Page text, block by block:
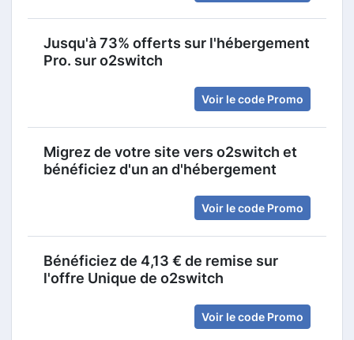
Jusqu'à 73% offerts sur l'hébergement
Pro. sur o2switch
Voir le code Promo
Migrez de votre site vers o2switch et
bénéficiez d'un an d'hébergement
Voir le code Promo
Bénéficiez de 4,13 € de remise sur
l'offre Unique de o2switch
Voir le code Promo